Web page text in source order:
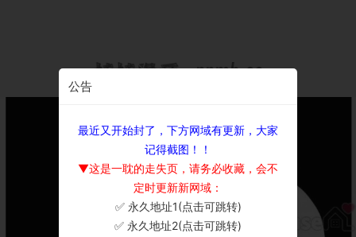
公告
最近又开始封了，下方网域有更新，大家
记得截图！！
▼这是一耽的走失页，请务必收藏，会不
定时更新新网域：
✅ 永久地址1(点击可跳转)
✅ 永久地址2(点击可跳转)